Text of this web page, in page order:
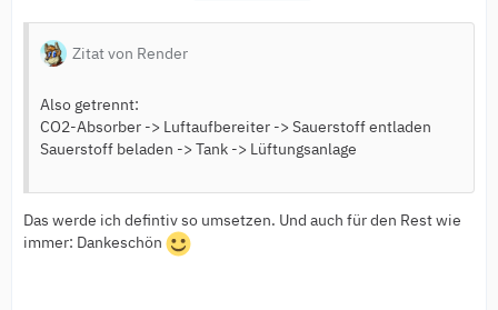
Zitat von Render
Also getrennt:
CO2-Absorber -> Luftaufbereiter -> Sauerstoff entladen
Sauerstoff beladen -> Tank -> Lüftungsanlage
Das werde ich defintiv so umsetzen. Und auch für den Rest wie
immer: Dankeschön